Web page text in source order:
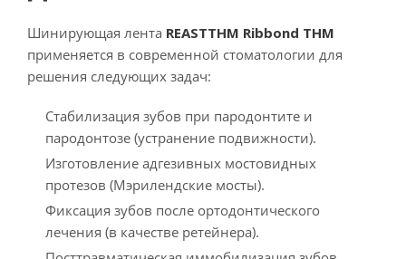
Шинирующая лента REASTTHM Ribbond THM
применяется в современной стоматологии для
решения следующих задач:
Стабилизация зубов при пародонтите и
пародонтозе (устранение подвижности).
Изготовление адгезивных мостовидных
протезов (Мэрилендские мосты).
Фиксация зубов после ортодонтического
лечения (в качестве ретейнера).